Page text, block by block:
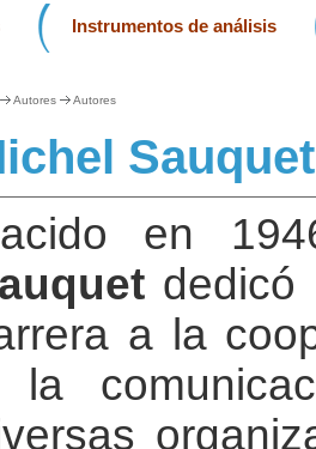
Instrumentos de análisis
Autores Autores
Sauquet
en
dedicó
a la